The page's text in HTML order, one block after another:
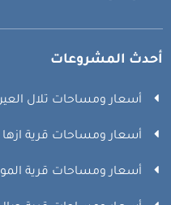
أحدث المشروعات
أسعار ومساحات تلال
أسعار ومساحات قرية ازها
أسعار ومساحات قرية